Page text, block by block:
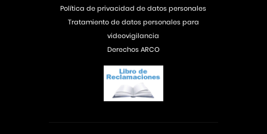
Política de privacidad de datos personales
Tratamiento de datos personales para
videovigilancia
Derechos ARCO